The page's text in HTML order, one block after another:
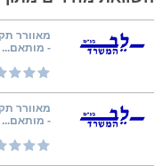
- מותאם...
- מותאם...